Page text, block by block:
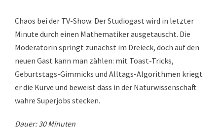
Chaos bei der TV-Show: Der Studiogast wird in letzter
Minute durch einen Mathematiker ausgetauscht. Die
Moderatorin springt zunächst im Dreieck, doch auf den
neuen Gast kann man zählen: mit Toast-Tricks,
Geburtstags-Gimmicks und Alltags-Algorithmen kriegt
er die Kurve und beweist dass in der Naturwissenschaft
wahre Superjobs stecken.
Dauer: 30 Minuten